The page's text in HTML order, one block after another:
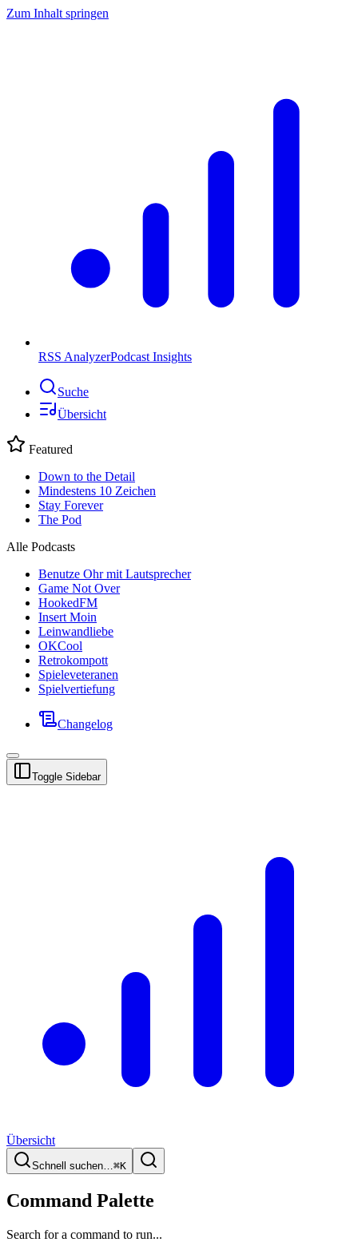
Zum Inhalt springen
RSS AnalyzerPodcast Insights
Suche
Übersicht
Featured
Down to the Detail
Mindestens 10 Zeichen
Stay Forever
The Pod
Alle Podcasts
Benutze Ohr mit Lautsprecher
Game Not Over
HookedFM
Insert Moin
Leinwandliebe
OKCool
Retrokompott
Spieleveteranen
Spielvertiefung
Changelog
Toggle Sidebar
Übersicht
Schnell suchen…⌘K
Command Palette
Search for a command to run...